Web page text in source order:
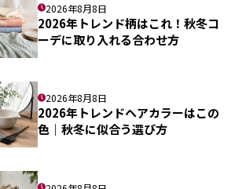
2026年8月8日
2026年トレンド柄はこれ！秋冬コ
ーデに取り入れる合わせ方
2026年8月8日
2026年トレンドヘアカラーはこの
色｜秋冬に似合う選び方